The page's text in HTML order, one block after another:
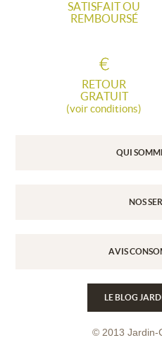
SATISFAIT OU
REMBOURSÉ
RETOUR
GRATUIT
(voir conditions)
QUI
NOS
AVIS
LE BLOG
© 2013 Jardin-